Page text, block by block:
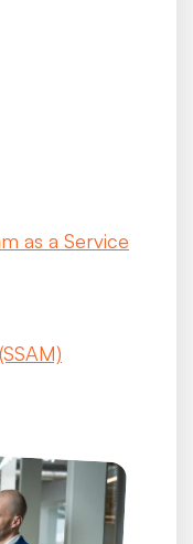
as a Service